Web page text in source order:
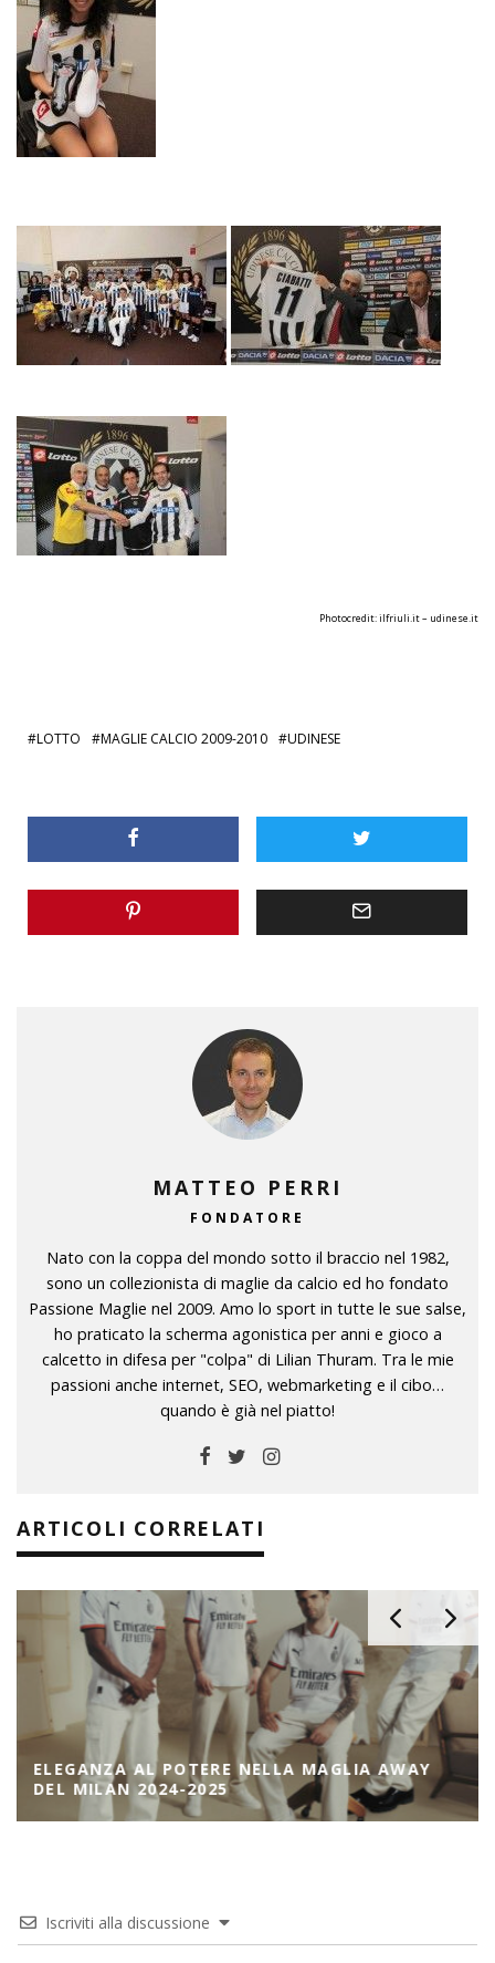
Photocredit:ilfriuli.it– udinese.it
LOTTO MAGLIE CALCIO 2009-2010 UDINESE
MATTEO PERRI
FONDATORE
Nato con la coppa del mondo sotto il braccio nel 1982,
sono un collezionista di maglie da calcio ed ho fondato
Passione Maglie nel 2009. Amo lo sport in tutte le sue salse,
ho praticato la scherma agonistica per anni e gioco a
calcetto in difesa per "colpa" di Lilian Thuram. Tra le mie
passioni anche internet, SEO, webmarketing e il cibo…
quando è già nel piatto!
ARTICOLI CORRELATI
ELEGANZA AL POTERE NELLA MAGLIA AWAY
DEL MILAN 2024-2025
Iscriviti alla discussione